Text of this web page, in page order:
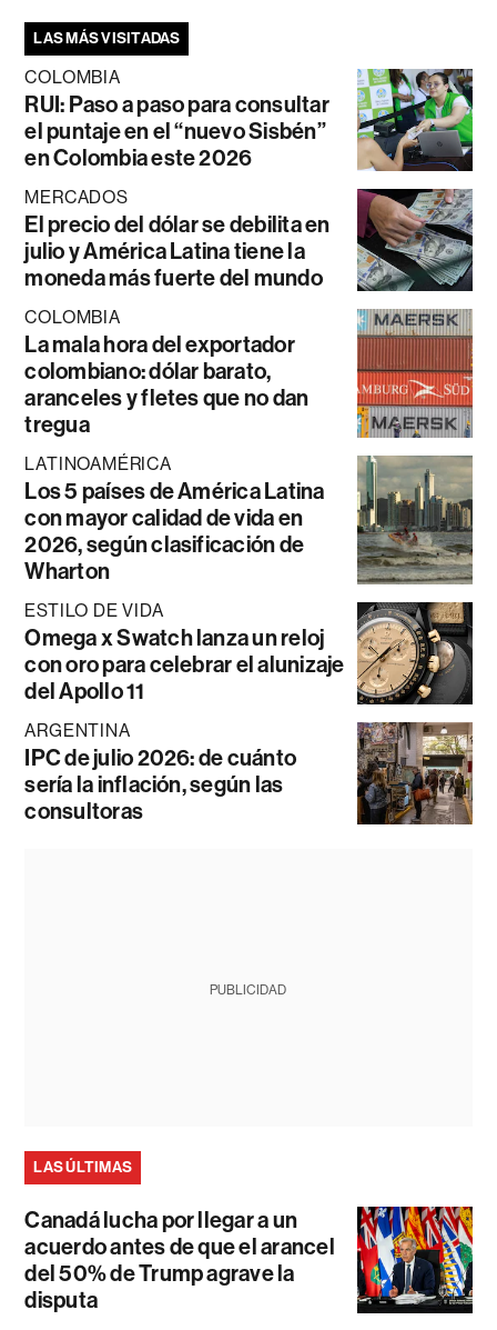
LAS MÁS VISITADAS
COLOMBIA
RUI: Paso a paso para consultar
el puntaje en el “nuevo Sisbén”
en Colombia este 2026
MERCADOS
El precio del dólar se debilita en
julio y América Latina tiene la
moneda más fuerte del mundo
COLOMBIA
La mala hora del exportador
colombiano: dólar barato,
aranceles y fletes que no dan
tregua
LATINOAMÉRICA
Los 5 países de América Latina
con mayor calidad de vida en
2026, según clasificación de
Wharton
ESTILO DE VIDA
Omega x Swatch lanza un reloj
con oro para celebrar el alunizaje
del Apollo 11
ARGENTINA
IPC de julio 2026: de cuánto
sería la inflación, según las
consultoras
PUBLICIDAD
LAS ÚLTIMAS
Canadá lucha por llegar a un
acuerdo antes de que el arancel
del 50% de Trump agrave la
disputa